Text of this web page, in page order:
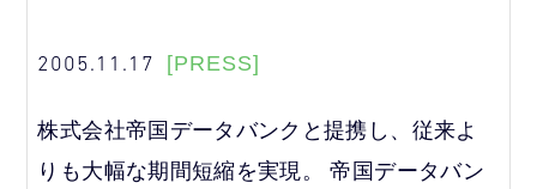
2005.11.17 [PRESS]
株式会社帝国データバンクと提携し、従来よ
りも大幅な期間短縮を実現。 帝国データバン